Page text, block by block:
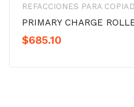
REFACCIONES PARA
PRIMARY CHARGE
$685.10